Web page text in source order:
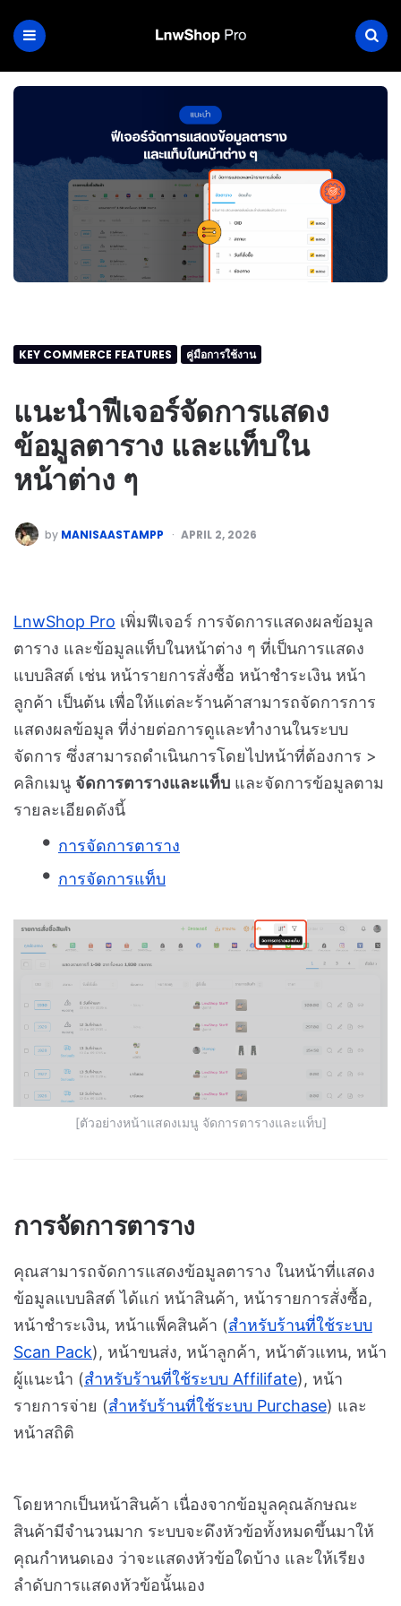
KEY COMMERCE FEATURES คู่มือการใช้งาน
แนะนำฟีเจอร์จัดการแสดง
ข้อมูลตาราง และแท็บใน
หน้าต่าง ๆ
by MANISAASTAMPP APRIL 2, 2026
LnwShop Pro เพิ่มฟีเจอร์ การจัดการแสดงผลข้อมูล
ตาราง และข้อมูลแท็บในหน้าต่าง ๆ ที่เป็นการแสดง
แบบลิสต์ เช่น หน้ารายการสั่งซื้อ หน้าชำระเงิน หน้า
ลูกค้า เป็นต้น เพื่อให้แต่ละร้านค้าสามารถจัดการการ
แสดงผลข้อมูล ที่ง่ายต่อการดูและทำงานในระบบ
จัดการ ซึ่งสามารถดำเนินการโดยไปหน้าที่ต้องการ >
คลิกเมนู จัดการตารางและแท็บ และจัดการข้อมูลตาม
รายละเอียดดังนี้
การจัดการตาราง
การจัดการแท็บ
[ตัวอย่างหน้าแสดงเมนู จัดการตารางและแท็บ]
การจัดการตาราง
คุณสามารถจัดการแสดงข้อมูลตาราง ในหน้าที่แสดง
ข้อมูลแบบลิสต์ ได้แก่ หน้าสินค้า, หน้ารายการสั่งซื้อ,
หน้าชำระเงิน, หน้าแพ็คสินค้า (สำหรับร้านที่ใช้ระบบ
Scan Pack), หน้าขนส่ง, หน้าลูกค้า, หน้าตัวแทน, หน้า
ผู้แนะนำ (สำหรับร้านที่ใช้ระบบ Affilifate), หน้า
รายการจ่าย (สำหรับร้านที่ใช้ระบบ Purchase) และ
หน้าสถิติ
โดยหากเป็นหน้าสินค้า เนื่องจากข้อมูลคุณลักษณะ
สินค้ามีจำนวนมาก ระบบจะดึงหัวข้อทั้งหมดขึ้นมาให้
คุณกำหนดเอง ว่าจะแสดงหัวข้อใดบ้าง และให้เรียง
ลำดับการแสดงหัวข้อนั้นเอง